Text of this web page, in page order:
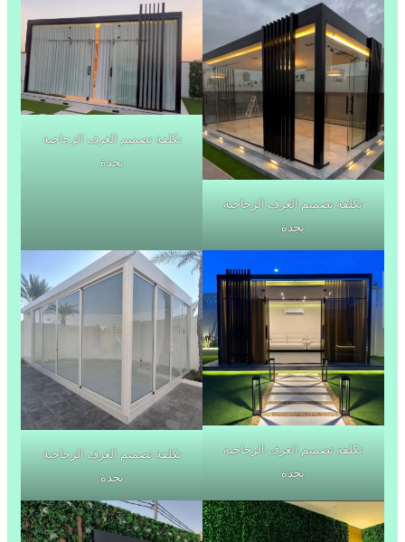
تكلفة تصميم الغرف الزجاجية
بجدة
تكلفة تصميم الغرف الزجاجية
بجدة
تكلفة تصميم الغرف الزجاجية
بجدة
تكلفة تصميم الغرف الزجاجية
بجدة